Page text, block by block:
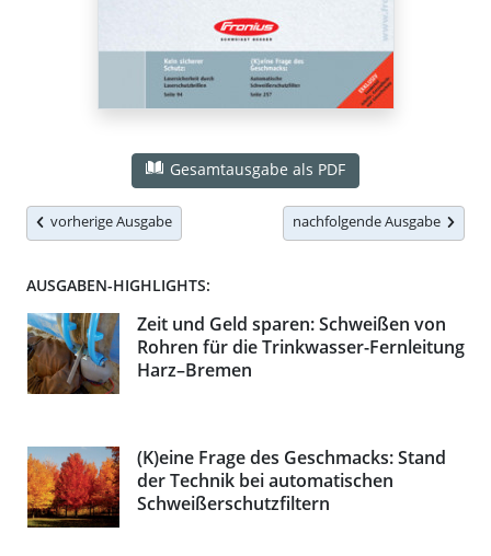
Gesamtausgabe als PDF
vorherige Ausgabe nachfolgende Ausgabe
AUSGABEN-HIGHLIGHTS:
Zeit und Geld sparen: Schweißen von
Rohren für die Trinkwasser-Fernleitung
Harz–Bremen
(K)eine Frage des Geschmacks: Stand
der Technik bei automatischen
Schweißerschutzfiltern